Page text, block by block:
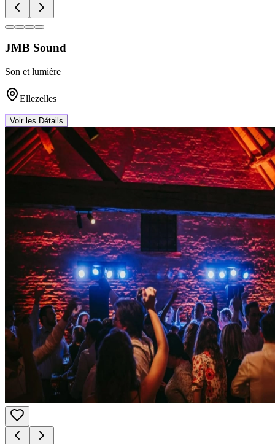
JMB Sound
Son et lumière
Ellezelles
Voir les Détails